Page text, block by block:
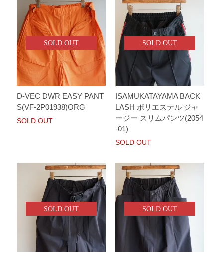
SOLD OUT
D-VEC DWR EASY PANT
S(VF-2P01938)ORG
SOLD OUT
SOLD OUT
ISAMUKATAYAMA BACK
LASH ポリエステル ジャ
ージー スリムパンツ(2054
-01)
SOLD OUT
SOLD OUT SOLD OUT